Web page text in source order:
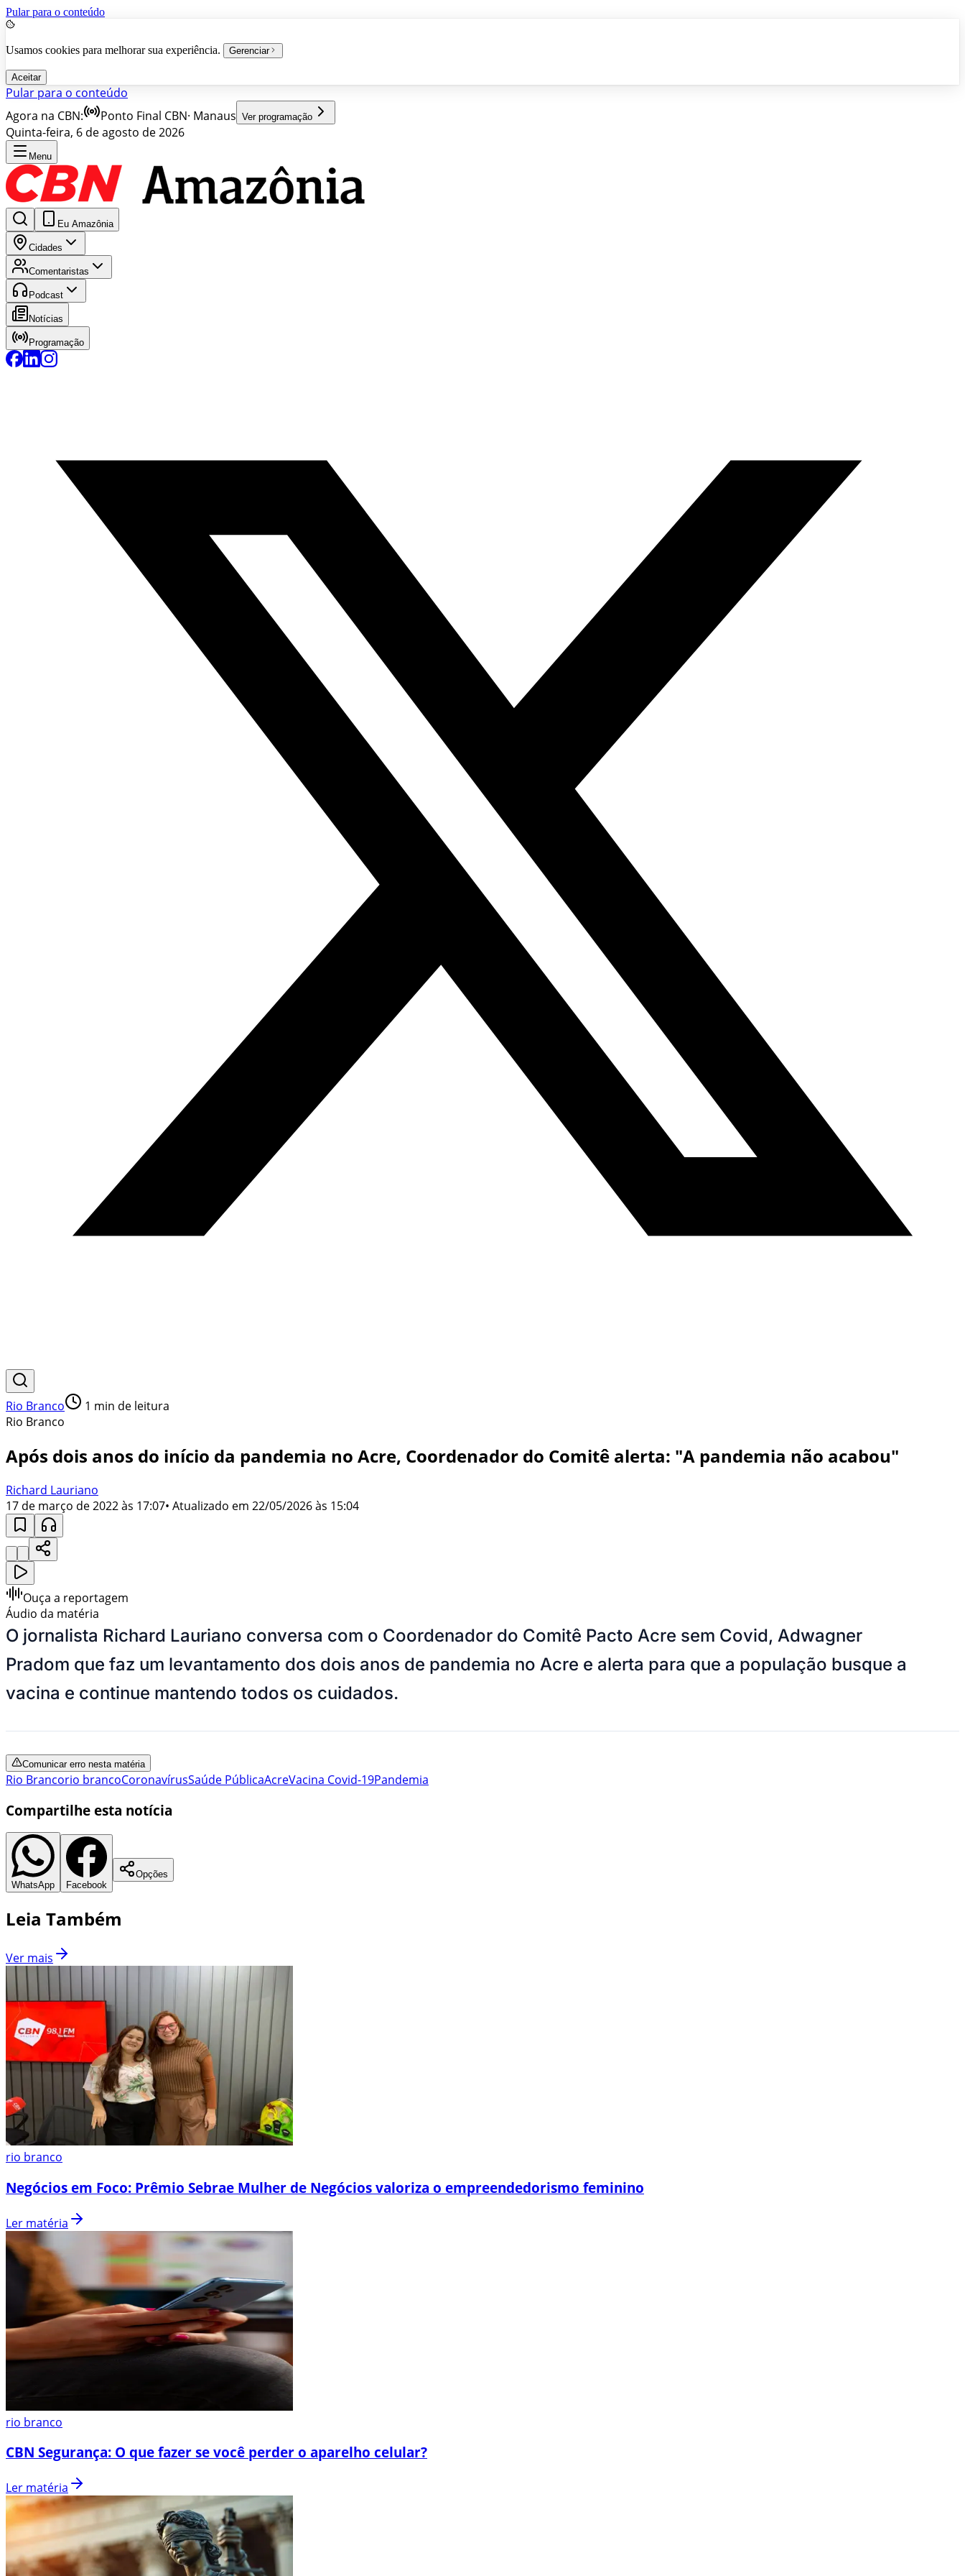
Pular para o conteúdo
Usamos cookies para melhorar sua experiência. Gerenciar
Aceitar
Pular para o conteúdo
Agora na CBN:
Ponto Final CBN· Manaus Ver programação
Quinta-feira, 6 de agosto de 2026
Menu
Eu Amazônia
Cidades
Comentaristas
Podcast
Notícias
Programação
Rio Branco 1 min de leitura
Rio Branco
Após dois anos do início da pandemia no Acre, Coordenador do Comitê alerta: "A pandemia não acabou"
Richard Lauriano
17 de março de 2022 às 17:07• Atualizado em 22/05/2026 às 15:04
Ouça a reportagem
Áudio da matéria
O jornalista Richard Lauriano conversa com o Coordenador do Comitê Pacto Acre sem Covid, Adwagner
Pradom que faz um levantamento dos dois anos de pandemia no Acre e alerta para que a população busque a
vacina e continue mantendo todos os cuidados.
Comunicar erro nesta matéria
Rio Brancorio brancoCoronavírusSaúde PúblicaAcreVacina Covid-19Pandemia
Compartilhe esta notícia
WhatsApp Facebook
Opções
Leia Também
Ver mais
rio branco
Negócios em Foco: Prêmio Sebrae Mulher de Negócios valoriza o empreendedorismo feminino
Ler matéria
rio branco
CBN Segurança: O que fazer se você perder o aparelho celular?
Ler matéria